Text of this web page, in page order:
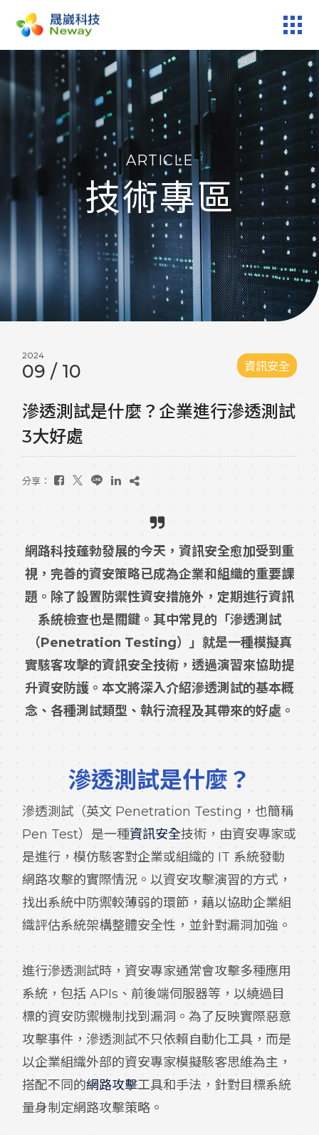
ARTICLE
技術專區
2024
09/ 10 資訊安全
滲透測試是什麼？企業進行滲透測試
3大好處
分享：
網路科技蓬勃發展的今天，資訊安全愈加受到重
視，完善的資安策略已成為企業和組織的重要課
題。除了設置防禦性資安措施外，定期進行資訊
系統檢查也是關鍵。其中常見的「滲透測試
（Penetration Testing）」就是一種模擬真
實駭客攻擊的資訊安全技術，透過演習來協助提
升資安防護。本文將深入介紹滲透測試的基本概
念、各種測試類型、執行流程及其帶來的好處。
滲透測試是什麼？
滲透測試（英文 Penetration Testing，也簡稱
Pen Test）是一種資訊安全技術，由資安專家或
是進行，模仿駭客對企業或組織的 IT 系統發動
網路攻擊的實際情況。以資安攻擊演習的方式，
找出系統中防禦較薄弱的環節，藉以協助企業組
織評估系統架構整體安全性，並針對漏洞加強。
進行滲透測試時，資安專家通常會攻擊多種應用
系統，包括 APIs、前後端伺服器等，以繞過目
標的資安防禦機制找到漏洞。為了反映實際惡意
攻擊事件，滲透測試不只依賴自動化工具，而是
以企業組織外部的資安專家模擬駭客思維為主，
搭配不同的網路攻擊工具和手法，針對目標系統
量身制定網路攻擊策略。
產品服務
技術專區
新聞中心
關於晟崴
技術報修